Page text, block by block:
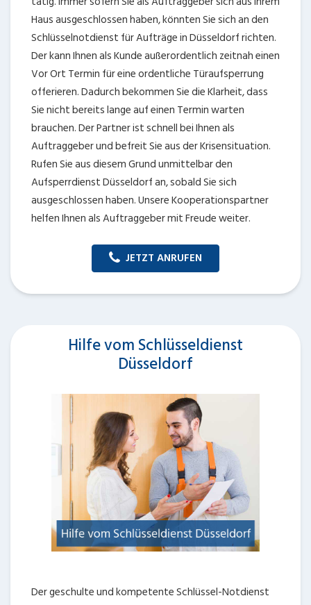
Haus ausgeschlossen haben, könnten Sie sich an den
Schlüsselnotdienst für Aufträge in Düsseldorf richten.
Der kann Ihnen als Kunde außerordentlich zeitnah einen
Vor Ort Termin für eine ordentliche Türaufsperrung
offerieren. Dadurch bekommen Sie die Klarheit, dass
Sie nicht bereits lange auf einen Termin warten
brauchen. Der Partner ist schnell bei Ihnen als
Auftraggeber und befreit Sie aus der Krisensituation.
Rufen Sie aus diesem Grund unmittelbar den
Aufsperrdienst Düsseldorf an, sobald Sie sich
ausgeschlossen haben. Unsere Kooperationspartner
helfen Ihnen als Auftraggeber mit Freude weiter.
JETZT ANRUFEN
Hilfe vom Schlüsseldienst
Düsseldorf
Der geschulte und kompetente Schlüssel-Notdienst